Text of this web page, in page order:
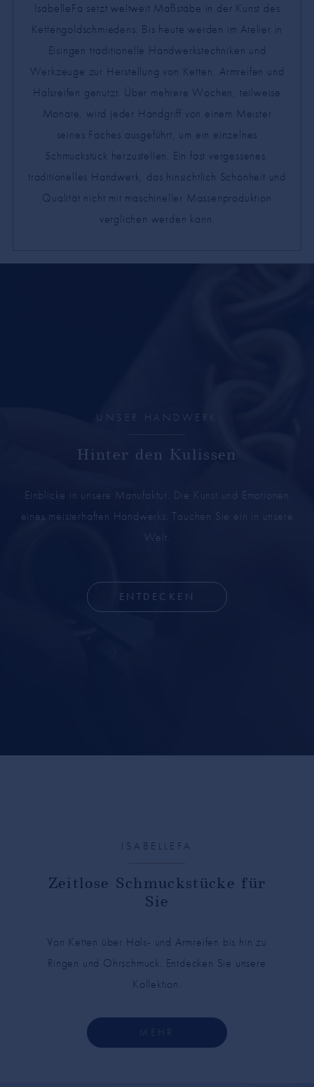
IsabelleFa setzt weltweit Maßstäbe in der Kunst des
Kettengoldschmiedens. Bis heute werden im Atelier in
Eisingen traditionelle Handwerkstechniken und
Werkzeuge zur Herstellung von Ketten, Armreifen und
Halsreifen genutzt. Über mehrere Wochen, teilweise
Monate, wird jeder Handgriff von einem Meister
seines Faches ausgeführt, um ein einzelnes
Schmuckstück herzustellen. Ein fast vergessenes,
traditionelles Handwerk, das hinsichtlich Schönheit und
Qualität nicht mit maschineller Massenproduktion
verglichen werden kann.
UNSER HANDWERK
Hinter den Kulissen
Einblicke in unsere Manufaktur. Die Kunst und Emotionen
eines meisterhaften Handwerks. Tauchen Sie ein in unsere
Welt.
ENTDECKEN
ISABELLEFA
Zeitlose Schmuckstücke für
Sie
Von Ketten über Hals- und Armreifen bis hin zu
Ringen und Ohrschmuck. Entdecken Sie unsere
Kollektion.
MEHR